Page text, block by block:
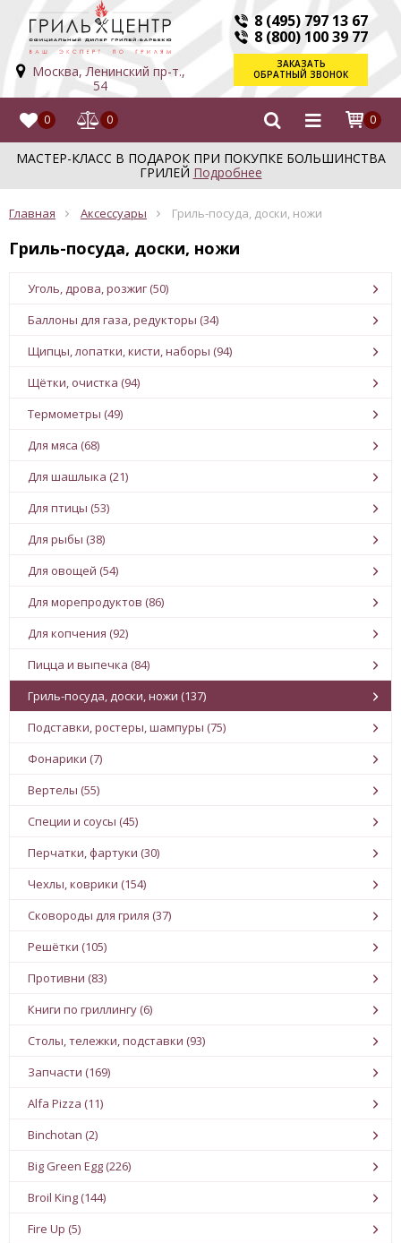
Москва, Ленинский пр-т.,
54
8 (495) 797 13 67
8 (800) 100 39 77
ЗАКАЗАТЬ
ОБРАТНЫЙ ЗВОНОК
0 0 0
МАСТЕР-КЛАСС В ПОДАРОК ПРИ ПОКУПКЕ БОЛЬШИНСТВА
ГРИЛЕЙ Подробнее
Главная Аксессуары Гриль-посуда, доски, ножи
Гриль-посуда, доски, ножи
Уголь, дрова, розжиг (50)
Баллоны для газа, редукторы (34)
Щипцы, лопатки, кисти, наборы (94)
Щётки, очистка (94)
Термометры (49)
Для мяса (68)
Для шашлыка (21)
Для птицы (53)
Для рыбы (38)
Для овощей (54)
Для морепродуктов (86)
Для копчения (92)
Пицца и выпечка (84)
Гриль-посуда, доски, ножи (137)
Подставки, ростеры, шампуры (75)
Фонарики (7)
Вертелы (55)
Специи и соусы (45)
Перчатки, фартуки (30)
Чехлы, коврики (154)
Сковороды для гриля (37)
Решётки (105)
Противни (83)
Книги по гриллингу (6)
Столы, тележки, подставки (93)
Запчасти (169)
Alfa Pizza (11)
Binchotan (2)
Big Green Egg (226)
Broil King (144)
Fire Up (5)